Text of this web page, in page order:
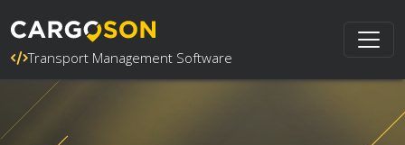
Transport Management Software